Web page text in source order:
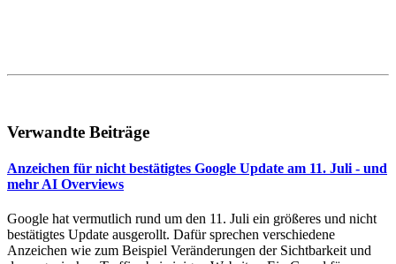
Verwandte Beiträge
Anzeichen für nicht bestätigtes Google Update am 11. Juli - und
mehr AI Overviews
Google hat vermutlich rund um den 11. Juli ein größeres und nicht
bestätigtes Update ausgerollt. Dafür sprechen verschiedene
Anzeichen wie zum Beispiel Veränderungen der Sichtbarkeit und